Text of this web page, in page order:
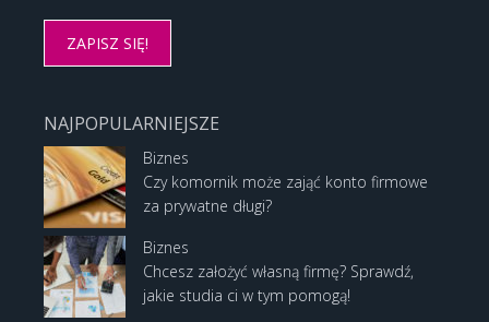
NAJPOPULARNIEJSZE
Biznes
Czy komornik może zająć konto firmowe
za prywatne długi?
Biznes
Chcesz założyć własną firmę? Sprawdź,
jakie studia ci w tym pomogą!